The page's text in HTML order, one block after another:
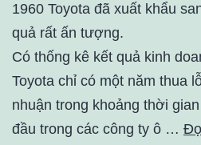
1960 Toyota đã xuất khẩu
quả rất ấn tượng.
Có thống kê kết quả kinh
Toyota chỉ có một năm thua
nhuận trong khoảng thời
đầu trong các công ty ô …